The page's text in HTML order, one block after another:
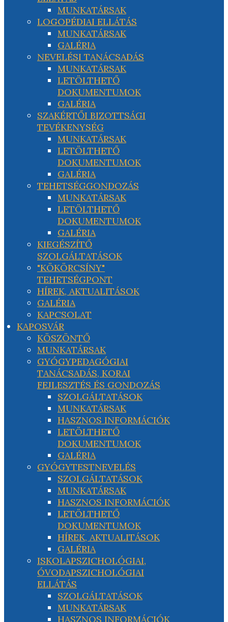
MUNKATÁRSAK
LOGOPÉDIAI ELLÁTÁS
MUNKATÁRSAK
GALÉRIA
NEVELÉSI TANÁCSADÁS
MUNKATÁRSAK
LETÖLTHETŐ
DOKUMENTUMOK
GALÉRIA
SZAKÉRTŐI BIZOTTSÁGI
TEVÉKENYSÉG
MUNKATÁRSAK
LETÖLTHETŐ
DOKUMENTUMOK
GALÉRIA
TEHETSÉGGONDOZÁS
MUNKATÁRSAK
LETÖLTHETŐ
DOKUMENTUMOK
GALÉRIA
KIEGÉSZÍTŐ
SZOLGÁLTATÁSOK
"KÖKÖRCSÍNY"
TEHETSÉGPONT
HÍREK, AKTUALITÁSOK
GALÉRIA
KAPCSOLAT
KAPOSVÁR
KÖSZÖNTŐ
MUNKATÁRSAK
GYÓGYPEDAGÓGIAI
TANÁCSADÁS, KORAI
FEJLESZTÉS ÉS GONDOZÁS
SZOLGÁLTATÁSOK
MUNKATÁRSAK
HASZNOS INFORMÁCIÓK
LETÖLTHETŐ
DOKUMENTUMOK
GALÉRIA
GYÓGYTESTNEVELÉS
SZOLGÁLTATÁSOK
MUNKATÁRSAK
HASZNOS INFORMÁCIÓK
LETÖLTHETŐ
DOKUMENTUMOK
HÍREK, AKTUALITÁSOK
GALÉRIA
ISKOLAPSZICHOLÓGIAI,
ÓVODAPSZICHOLÓGIAI
ELLÁTÁS
SZOLGÁLTATÁSOK
MUNKATÁRSAK
HASZNOS INFORMÁCIÓK